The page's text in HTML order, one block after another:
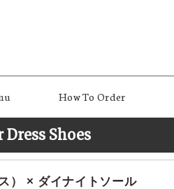
How To Order
Dress Shoes
） × ダイナイトソール